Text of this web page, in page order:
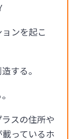
ンを起こ
する。
スの住所や
っているホ